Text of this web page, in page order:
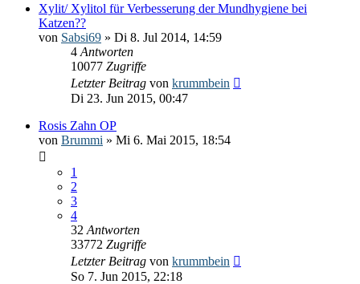
Xylit/ Xylitol für Verbesserung der Mundhygiene bei
Katzen??
von Sabsi69 » Di 8. Jul 2014, 14:59
4 Antworten
10077 Zugriffe
Letzter Beitrag von krummbein
Di 23. Jun 2015, 00:47
Rosis Zahn OP
von Brummi » Mi 6. Mai 2015, 18:54
1
2
3
4
32 Antworten
33772 Zugriffe
Letzter Beitrag von krummbein
So 7. Jun 2015, 22:18